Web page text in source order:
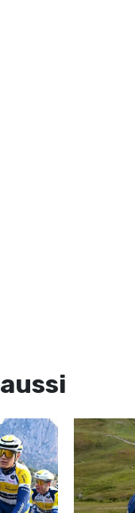
aussi